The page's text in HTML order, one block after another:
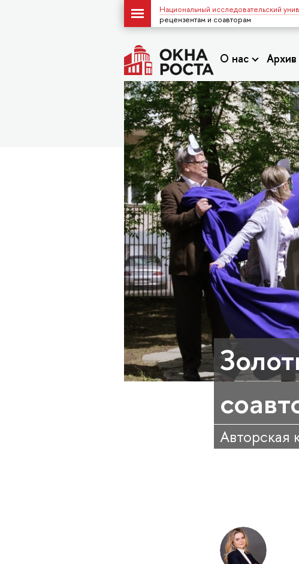
Национальный исследовательский
рецензентам и соавторам
О нас
Авторская